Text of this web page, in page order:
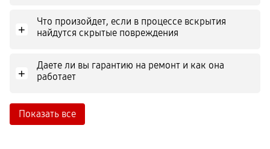
+
Что произойдет, если в процессе вскрытия
найдутся скрытые повреждения
+
Даете ли вы гарантию на ремонт и как она
работает
Показать все